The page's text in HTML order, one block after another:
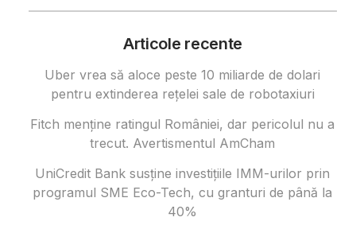
Articole recente
Uber vrea să aloce peste 10 miliarde de dolari
pentru extinderea rețelei sale de robotaxiuri
Fitch menține ratingul României, dar pericolul nu a
trecut. Avertismentul AmCham
UniCredit Bank susține investițiile IMM-urilor prin
programul SME Eco-Tech, cu granturi de până la
40%